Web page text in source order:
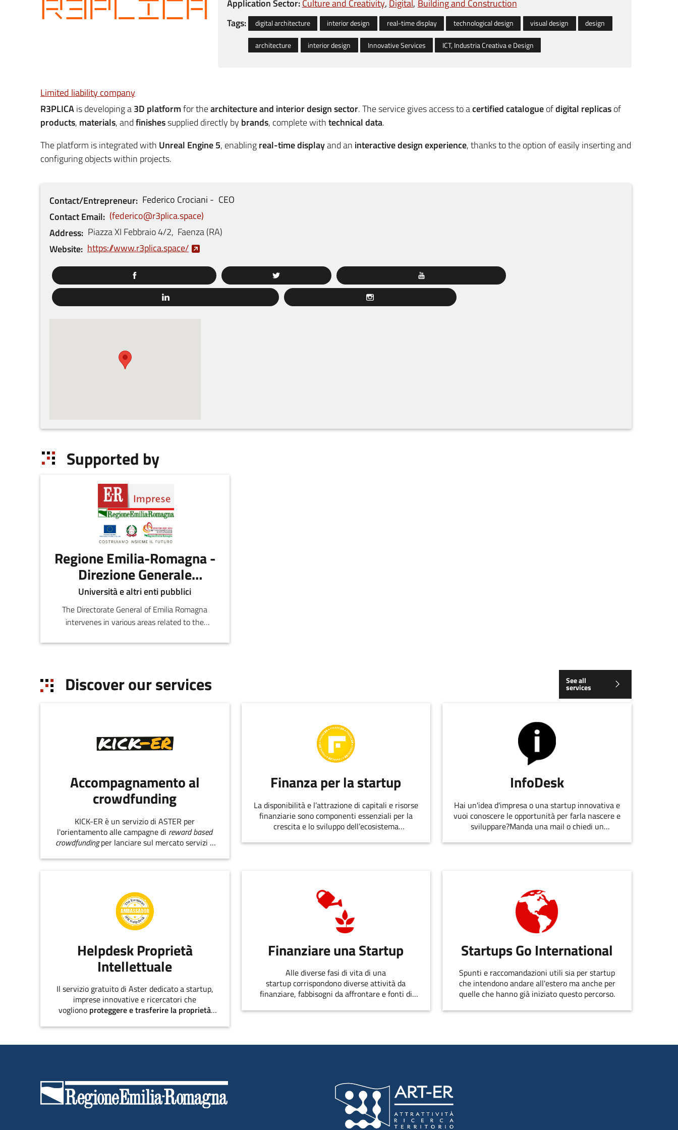
Application Sector:Culture and Creativity Digital Building and Construction
Tags:
digital architecture interior design real-time display technological design visual design
design
architecture
interior design Innovative Services ICT, Industria Creativa e Design
Limited liability company
R3PLICAis developing a3D platformfor thearchitecture and interior design sector. The service gives access to acertified catalogueofdigital replicasof
products, materials, andfinishessupplied directly by brands, complete withtechnical data.
The platform is integrated with Unreal Engine 5, enablingreal-time displayand an interactive design experience, thanks to the option of easily inserting and
configuring objects within projects.
Contact/Entrepreneur Federico Crociani
CEO
Contact Email
federico@r3plica.space
Address Piazza XI Febbraio4/2, Faenza(RA)
Website https://www.r3plica.space/
Supported by
Regione Emilia-Romagna -
Direzione Generale
economia della
conoscenza, del lavoro e
dell'impresa
Università e altri enti pubblici
The Directorate General of Emilia Romagna
intervenes in various areas related to the
distribution, the evaluation of the effectiveness
the development of the green economy.
Discover our services See all
services
Accompagnamento al
crowdfunding
KICK-ER è un servizio di ASTER per
l'orientamento alle campagne di reward based
crowdfundingper lanciare sul mercato servizi e
Finanza per la startup
La disponibilità e l’attrazione di capitali e risorse
finanziarie sono componenti essenziali per la
crescita e lo sviluppo dell’ecosistema
InfoDesk
Hai un'idea d'impresa o una startup innovativa e
vuoi conoscere le opportunità per farla nascere e
sviluppare?Manda una mail o chiedi un
EmiliaRomagnaStartUp.
Helpdesk Proprietà
Intellettuale
Il servizio gratuito di Aster dedicato a startup,
imprese innovative e ricercatori che
vogliono proteggere e trasferire la proprietà
Finanziare una Startup
Alle diverse fasi di vita di una
startup corrispondono diverse attività da
finanziare, fabbisogni da affrontare e fonti di
Startups Go International
Spunti e raccomandazioni utili sia per startup
che intendono andare all'estero ma anche per
quelle che hanno già iniziato questo percorso.